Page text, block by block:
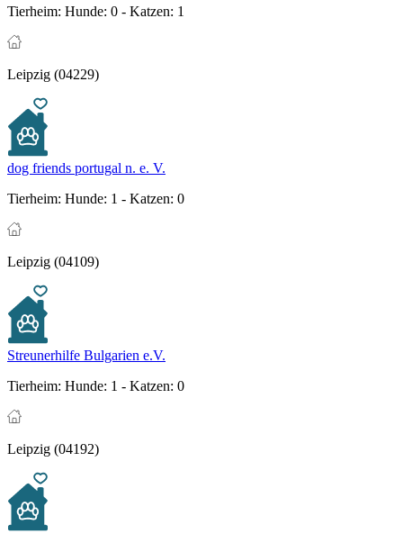
Tierheim: Hunde: 0 - Katzen: 1
Leipzig (04229)
dog friends portugal n. e. V.
Tierheim: Hunde: 1 - Katzen: 0
Leipzig (04109)
Streunerhilfe Bulgarien e.V.
Tierheim: Hunde: 1 - Katzen: 0
Leipzig (04192)